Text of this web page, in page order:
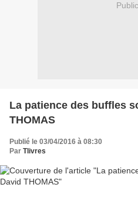
La patience des buffles
THOMAS
Publié le 03/04/2016 à 08:30
Par Tlivres